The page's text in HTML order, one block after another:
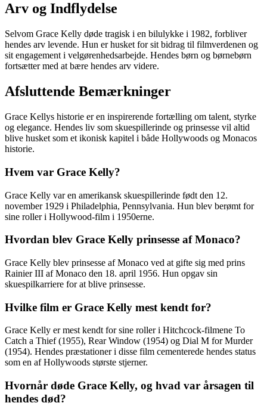
Arv og Indflydelse
Selvom Grace Kelly døde tragisk i en bilulykke i 1982, forbliver
hendes arv levende. Hun er husket for sit bidrag til filmverdenen og
sit engagement i velgørenhedsarbejde. Hendes børn og børnebørn
fortsætter med at bære hendes arv videre.
Afsluttende Bemærkninger
Grace Kellys historie er en inspirerende fortælling om talent, styrke
og elegance. Hendes liv som skuespillerinde og prinsesse vil altid
blive husket som et ikonisk kapitel i både Hollywoods og Monacos
historie.
Hvem var Grace Kelly?
Grace Kelly var en amerikansk skuespillerinde født den 12.
november 1929 i Philadelphia, Pennsylvania. Hun blev berømt for
sine roller i Hollywood-film i 1950erne.
Hvordan blev Grace Kelly prinsesse af Monaco?
Grace Kelly blev prinsesse af Monaco ved at gifte sig med prins
Rainier III af Monaco den 18. april 1956. Hun opgav sin
skuespilkarriere for at blive prinsesse.
Hvilke film er Grace Kelly mest kendt for?
Grace Kelly er mest kendt for sine roller i Hitchcock-filmene To
Catch a Thief (1955), Rear Window (1954) og Dial M for Murder
(1954). Hendes præstationer i disse film cementerede hendes status
som en af Hollywoods største stjerner.
Hvornår døde Grace Kelly, og hvad var årsagen til
hendes død?